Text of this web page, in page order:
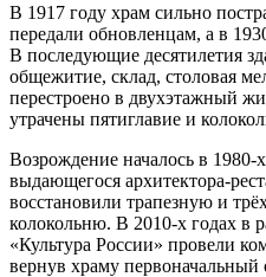
В 1917 году храм сильно
передали обновленцам, а в
В последующие десятилетия
общежитие, склад, столовая
перестроено в двухэтажный
утрачены пятиглавие и
Возрождение началось в 1980-
выдающегося архитектора-
восстановили трапезную и
колокольню. В 2010-х годах в
«Культура России» провели
вернув храму первоначальный